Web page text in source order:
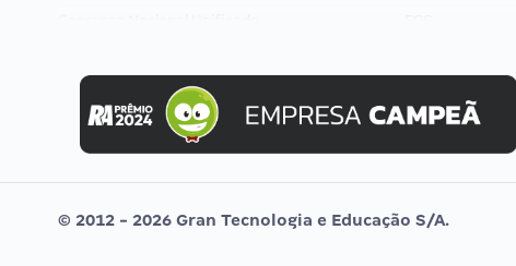
Concurso MPU
Editais publicados
Selecon
Uniase
Vunesp
© 2012 - 2026 Gran Tecnologia e Educação S/A.